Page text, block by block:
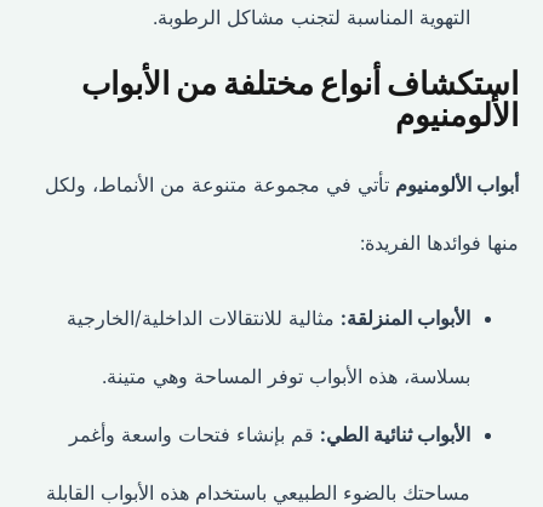
التهوية المناسبة لتجنب مشاكل الرطوبة.
استكشاف أنواع مختلفة من الأبواب
الألومنيوم
أبواب الألومنيومتأتي في مجموعة متنوعة من الأنماط، ولكل
منها فوائدها الفريدة:
الأبواب المنزلقة:مثالية للانتقالات الداخلية/الخارجية
بسلاسة، هذه الأبواب توفر المساحة وهي متينة.
الأبواب ثنائية الطي: قم بإنشاء فتحات واسعة وأغمر
مساحتك بالضوء الطبيعي باستخدام هذه الأبواب القابلة